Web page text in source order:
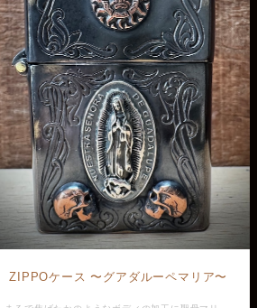
ZIPPOケース 〜グアダルーペマリア〜